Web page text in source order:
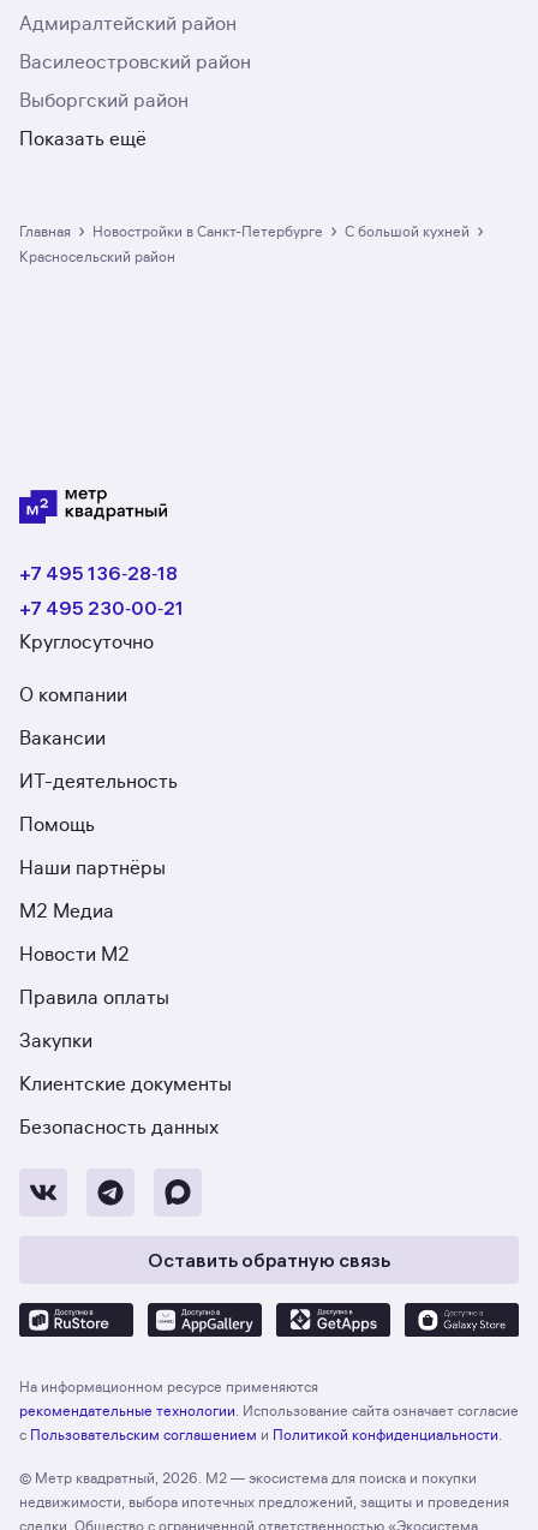
Адмиралтейский район
Василеостровский район
Выборгский район
Показать ещё
Главная › Новостройки в Санкт-Петербурге › с большой кухней ›
Красносельский район
+7 495 136‑28‑18
+7 495 230‑00‑21
Круглосуточно
О компании
Вакансии
ИТ-деятельность
Помощь
Наши партнёры
М2 Медиа
Новости М2
Правила оплаты
Закупки
Клиентские документы
Безопасность данных
Оставить обратную связь
На информационном ресурсе применяются
рекомендательные технологии . Использование сайта означает согласие
с Пользовательским соглашением и Политикой конфиденциальности
© Метр квадратный, 2026. М2 — экосистема для поиска и покупки
недвижимости, выбора ипотечных предложений, защиты и проведения
сделки. Общество с ограниченной ответственностью «Экосистема